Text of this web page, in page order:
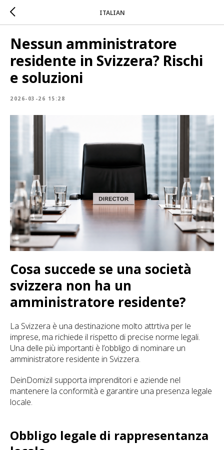
ITALIAN
Nessun amministratore
residente in Svizzera? Rischi
e soluzioni
2026-03-26 15:28
Cosa succede se una società
svizzera non ha un
amministratore residente?
La Svizzera è una destinazione molto attrtiva per le
imprese, ma richiede il rispetto di precise norme legali.
Una delle più importanti è l’obbligo di nominare un
amministratore residente in Svizzera.
DeinDomizil supporta imprenditori e aziende nel
mantenere la conformità e garantire una presenza legale
locale.
Obbligo legale di rappresentanza